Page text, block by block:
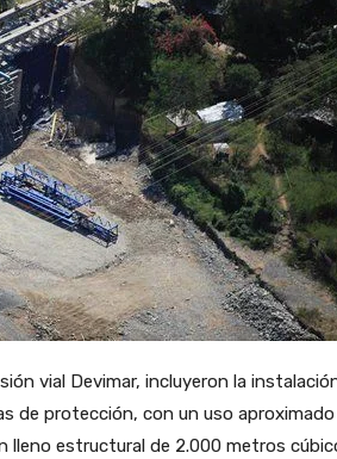
vial Devimar, incluyeron la
de protección, con un uso aproximado
lleno estructural de 2.000 metros